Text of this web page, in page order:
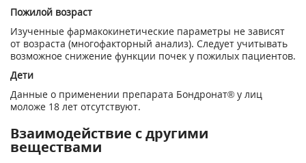
Пожилой возраст
Изученные фармакокинетические параметры не зависят
от возраста (многофакторный анализ). Следует учитывать
возможное снижение функции почек у пожилых пациентов.
Дети
Данные о применении препарата Бондронат® у лиц
моложе 18 лет отсутствуют.
Взаимодействие с другими
веществами